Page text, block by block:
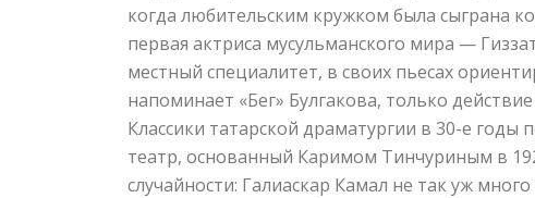
когда любительским кружком была сыграна
первая актриса мусульманского мира —
местный специалитет, в своих пьесах
напоминает «Бег» Булгакова, только
Классики татарской драматургии в 30-е
театр, основанный Каримом Тинчуриным в
случайности: Галиаскар Камал не так уж